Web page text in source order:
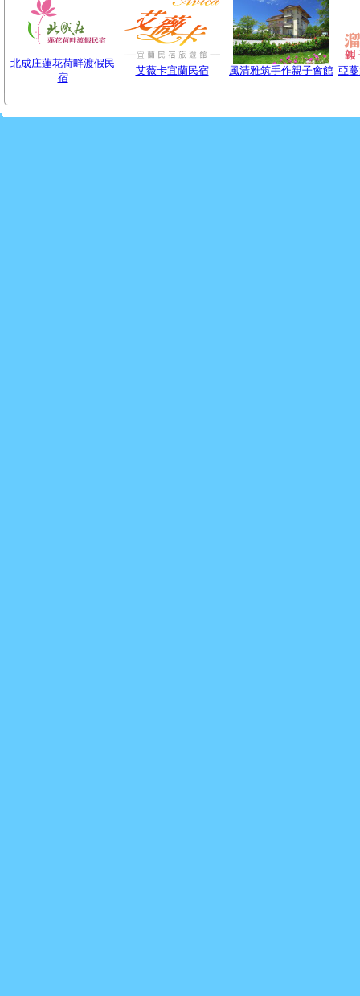
北成庄蓮花荷畔渡假民
宿
艾薇卡宜蘭民宿 風清雅筑手作親子會館 亞